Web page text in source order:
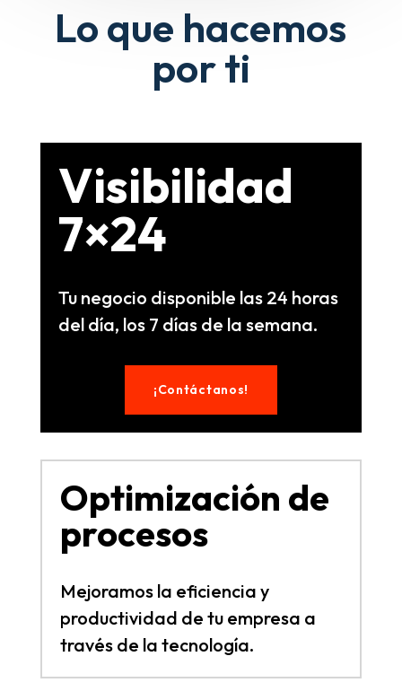
Lo que hacemos
por ti
Visibilidad
7×24
Tu negocio disponible las 24 horas
del día, los 7 días de la semana.
¡Contáctanos!
Optimización de
procesos
Mejoramos la eficiencia y
productividad de tu empresa a
través de la tecnología.